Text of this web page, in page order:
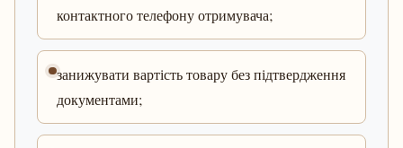
контактного телефону отримувача;
занижувати вартість товару без підтвердження
документами;